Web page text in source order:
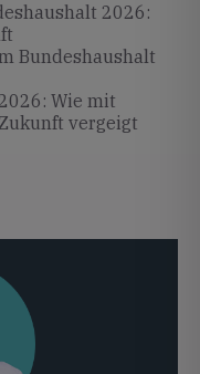
2026:
Bundeshaushalt
Wie mit
vergeigt